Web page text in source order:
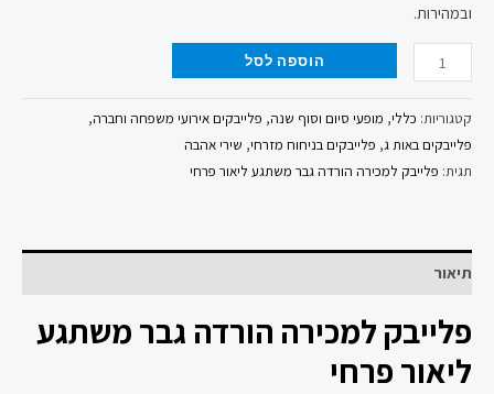
ובמהירות.
הוספה לסל
קטגוריות: כללי, מופעי סיום וסוף שנה, פלייבקים אירועי משפחה וחברה,
פלייבקים באות ג, פלייבקים בניחוח מזרחי, שירי אהבה
תגית: פלייבק למכירה הורדה גבר משתגע ליאור פרחי
תיאור
פלייבק למכירה הורדה גבר משתגע
ליאור פרחי